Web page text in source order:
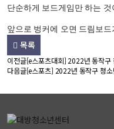
단순하게 보드게임만 하는
앞으로 벙커에 오면 드림보
목록
이전글[e스포츠대회] 2022년 동작구
다음글[e스포츠] 2022년 동작구 청